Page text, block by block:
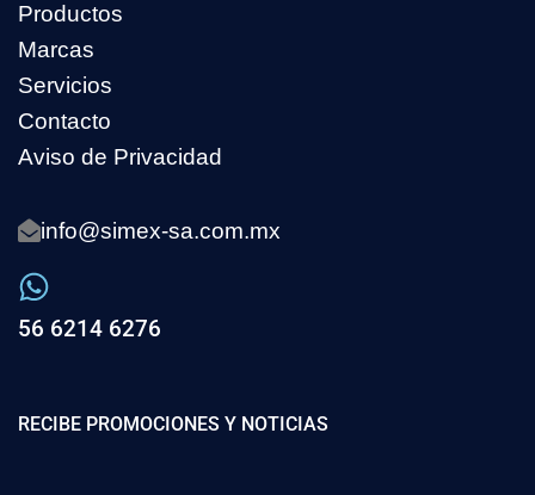
Productos
Marcas
Servicios
Contacto
Aviso de Privacidad
info@simex-sa.com.mx
56 6214 6276
RECIBE PROMOCIONES Y NOTICIAS